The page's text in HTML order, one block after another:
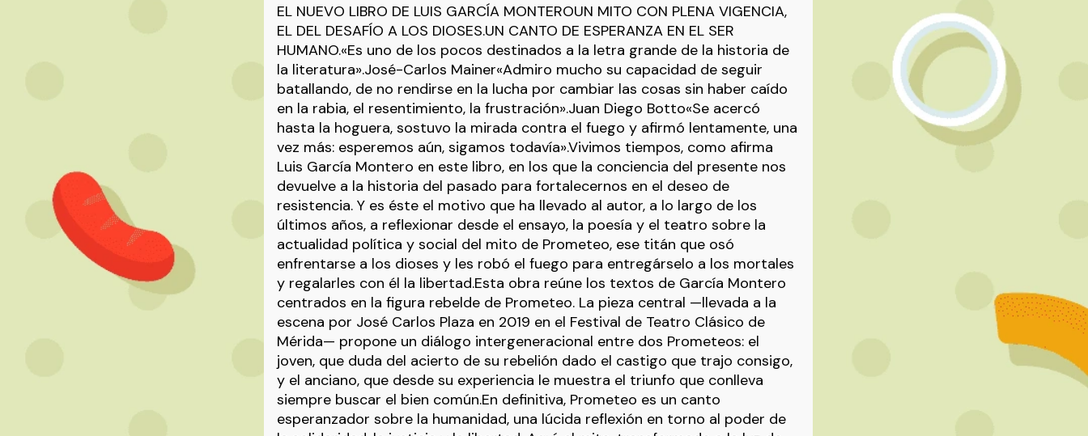
EL NUEVO LIBRO DE LUIS GARCÍA MONTEROUN MITO CON PLENA VIGENCIA,
EL DEL DESAFÍO A LOS DIOSES.UN CANTO DE ESPERANZA EN EL SER
HUMANO.«Es uno de los pocos destinados a la letra grande de la historia de
la literatura».José-Carlos Mainer«Admiro mucho su capacidad de seguir
batallando, de no rendirse en la lucha por cambiar las cosas sin haber caído
en la rabia, el resentimiento, la frustración».Juan Diego Botto«Se acercó
hasta la hoguera, sostuvo la mirada contra el fuego y afirmó lentamente, una
vez más: esperemos aún, sigamos todavía».Vivimos tiempos, como afirma
Luis García Montero en este libro, en los que la conciencia del presente nos
devuelve a la historia del pasado para fortalecernos en el deseo de
resistencia. Y es éste el motivo que ha llevado al autor, a lo largo de los
últimos años, a reflexionar desde el ensayo, la poesía y el teatro sobre la
actualidad política y social del mito de Prometeo, ese titán que osó
enfrentarse a los dioses y les robó el fuego para entregárselo a los mortales
y regalarles con él la libertad.Esta obra reúne los textos de García Montero
centrados en la figura rebelde de Prometeo. La pieza central —llevada a la
escena por José Carlos Plaza en 2019 en el Festival de Teatro Clásico de
Mérida— propone un diálogo intergeneracional entre dos Prometeos: el
joven, que duda del acierto de su rebelión dado el castigo que trajo consigo,
y el anciano, que desde su experiencia le muestra el triunfo que conlleva
siempre buscar el bien común.En definitiva, Prometeo es un canto
esperanzador sobre la humanidad, una lúcida reflexión en torno al poder de